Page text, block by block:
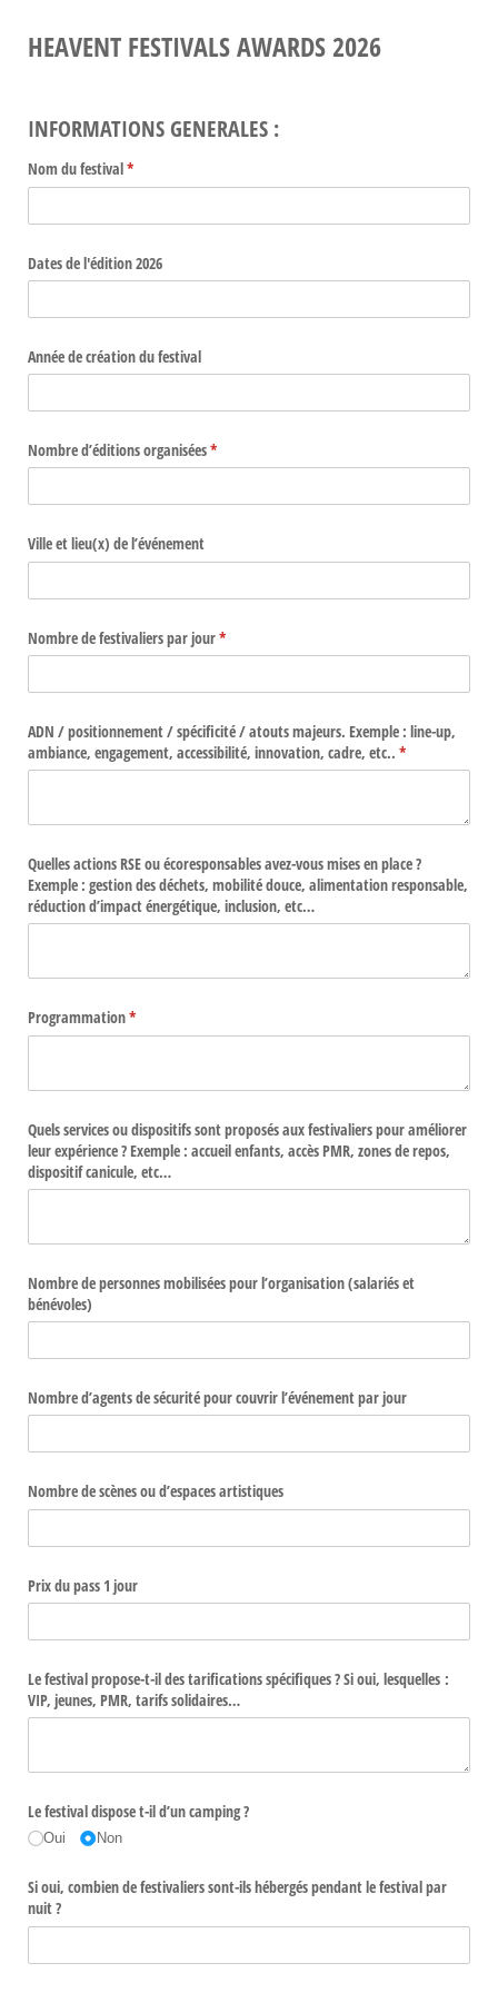
HEAVENT FESTIVALS AWARDS 2026
INFORMATIONS GENERALES :
Nom du festival*
(requis)
Dates de l'édition 2026
Année de création du festival
Nombre d’éditions organisées*
(requis)
Ville et lieu(x) de l’événement
Nombre de festivaliers par jour*
(requis)
ADN /​ positionnement /​ spécificité /​ atouts majeurs. Exemple : line-up,
ambiance, engagement, accessibilité, innovation, cadre, etc.. *
(requis)
Quelles actions RSE ou écoresponsables avez-vous mises en place ?
Exemple : gestion des déchets, mobilité douce, alimentation responsable,
réduction d’impact énergétique, inclusion, etc…
Programmation*
(requis)
Quels services ou dispositifs sont proposés aux festivaliers pour améliorer
leur expérience ? Exemple : accueil enfants, accès PMR, zones de repos,
dispositif canicule, etc…
Nombre de personnes mobilisées pour l’organisation (salariés et
bénévoles)
Nombre d’agents de sécurité pour couvrir l’événement par jour
Nombre de scènes ou d’espaces artistiques
Prix du pass 1 jour
Le festival propose-t-il des tarifications spécifiques ? Si oui, lesquelles :
VIP, jeunes, PMR, tarifs solidaires…
Le festival dispose t-il d’un camping ?
Oui Non
Si oui, combien de festivaliers sont-ils hébergés pendant le festival par
nuit ?